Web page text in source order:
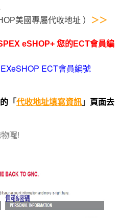
美國專屬代收地址 ）
eSHOP+ 您的ECT會員編
ECT會員編號
「代收地址填寫資訊 」
頁面去
囉!